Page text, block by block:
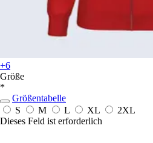
+6
Größe
*
Größentabelle
S
M L XL
2XL
Dieses Feld ist erforderlich